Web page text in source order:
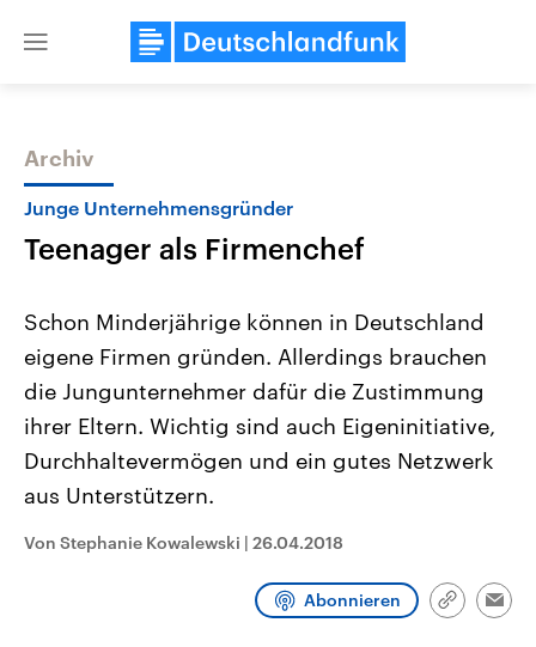
Close
Themen
Landtagswahl Sachsen-Anhalt
2026
Alle Informationen
Sachsen-Anhalt wählt am 6.
September 2026 einen neuen
Bundesland von einer Koalition aus
CDU, SPD und FDP regiert.-
Wahlprogramme, aktuelle Berichte
und Hintergründe zu den Parteien
USA
Aktuelle Beiträge,
Hintergründe
Wirtschaftlich und
aktuelle Weltgeschehen.
Programm Podcasts
Archiv
Junge Unternehmensgründer
Teenager als Firmenchef
Schon Minderjährige können in Deutschland
eigene Firmen gründen. Allerdings brauchen
die Jungunternehmer dafür die Zustimmung
ihrer Eltern. Wichtig sind auch Eigeninitiative,
Durchhaltevermögen und ein gutes Netzwerk
aus Unterstützern.
Von Stephanie Kowalewski | 26.04.2018
Abonnieren
Link